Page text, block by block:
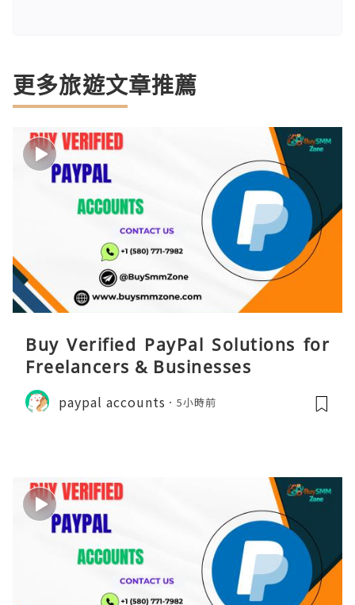
更多旅遊文章推薦
Buy Verified PayPal Solutions for
Freelancers & Businesses
paypal accounts 5小時前